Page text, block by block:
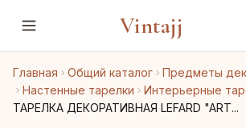
Vintajj
Главная Общий каталог
Предметы
Настенные тарелки
Интерьерные
ТАРЕЛКА ДЕКОРАТИВНАЯ LEFARD "ART...